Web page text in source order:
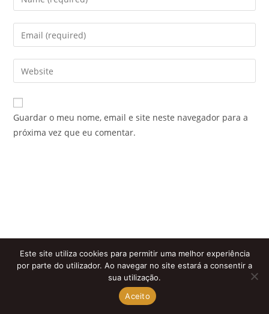
your
name
comment
Enter
your
email
address
comment
Enter
your
website
URL
Guardar o meu nome, email e site neste navegador para a
próxima vez que eu comentar.
Este site utiliza cookies para permitir uma melhor experiência
por parte do utilizador. Ao navegar no site estará a consentir a
sua utilização.
Aceito